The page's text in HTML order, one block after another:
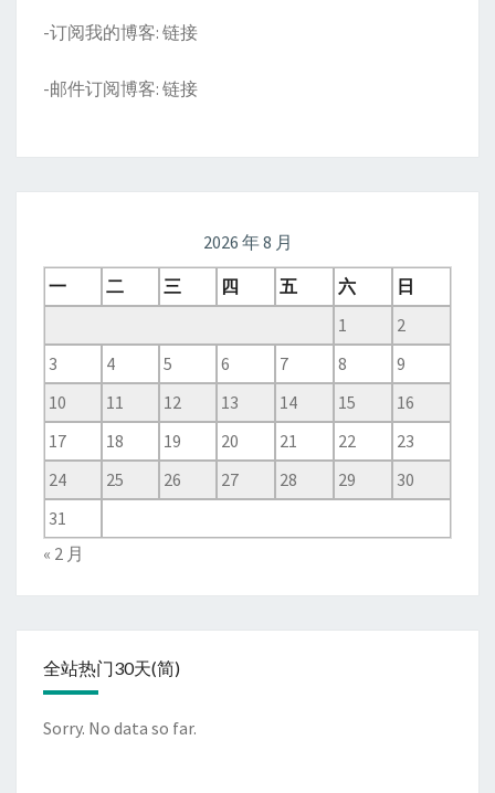
-订阅我的博客: 链接
-邮件订阅博客: 链接
2026 年 8 月
一
二 三 四 五 六
日
1
2
3
4 5 6 7 8
9
10
11 12 13 14 15
16
17
18 19 20 21 22
23
24
25 26 27 28 29
30
31
« 2 月
全站热门30天(简)
Sorry. No data so far.